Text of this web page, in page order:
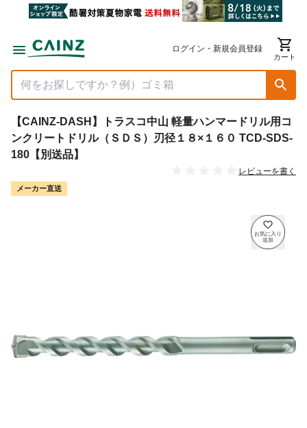
ログイン・新規会員登録
カート
【CAINZ-DASH】トラスコ中山 軽量ハンマードリル用コ
ンクリートドリル（ＳＤＳ）刃径１８×１６０ TCD-SDS-
180【別送品】
レビューを書く
メーカー直送